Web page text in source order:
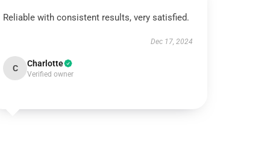
Reliable with consistent results, very satisfied.
Dec 17, 2024
C Charlotte
Verified owner